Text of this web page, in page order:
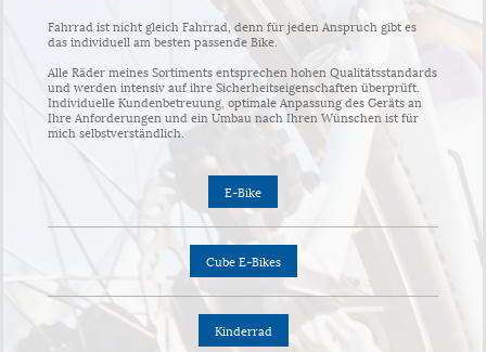
Fahrrad ist nicht gleich Fahrrad, denn für jeden Anspruch gibt es
das individuell am besten passende Bike.
Alle Räder meines Sortiments entsprechen hohen Qualitätsstandards
und werden intensiv auf ihre Sicherheitseigenschaften überprüft.
Individuelle Kundenbetreuung, optimale Anpassung des Geräts an
Ihre Anforderungen und ein Umbau nach Ihren Wünschen ist für
mich selbstverständlich.
E-Bike
Cube E-Bikes
Kinderrad